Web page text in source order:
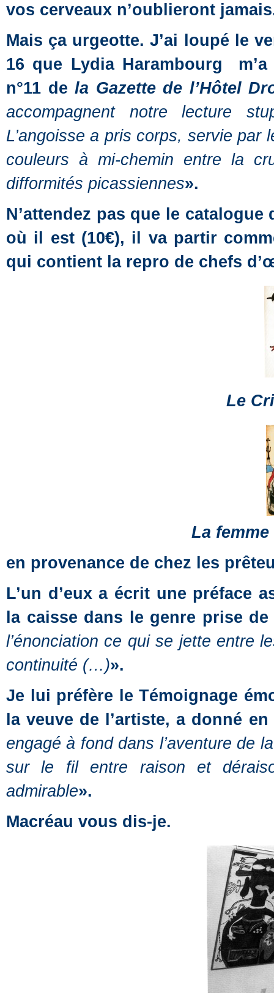
vos cerveaux n’oublieront
Mais ça urgeotte. J’ai loupé le
16 que Lydia Harambourg
n°11 dela Gazette de l’Hôtel
accompagnent notre lecture
L’angoisse a pris corps, servie
couleurs à mi-chemin entre la
difformités picassiennes».
N’attendez pas que le
où il est (10€), il va partir
qui contient la repro de chefs
Le
La
en provenance de chez les
L’un d’eux a écrit une préface
la caisse dans le genre prise
l’énonciation ce qui se jette entre
continuité (…)».
Je lui préfère le Témoignage
la veuve de l’artiste, a donné
engagé à fond dans l’aventure de
sur le fil entre raison et
admirable».
Macréau vous dis-je.